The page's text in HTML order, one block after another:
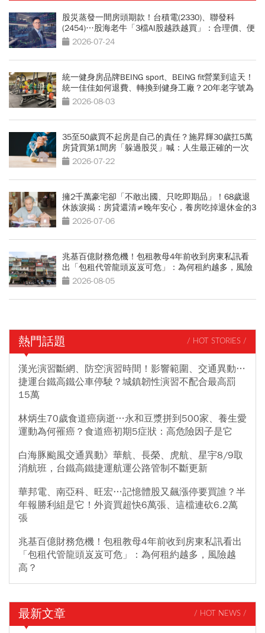
股災蒸發一間房頭期款！台積電(2330)、聯發科
(2454)…股海老牛「3檔AI股越跌越買」：合理價、便
宜價曝光
2026-07-24
統一健身房品牌BEING sport、BEING fit營業到這天！
統一佳佳如何退費、轉換到健身工廠？20年老字號為
何退出
2026-08-03
35至50歲買不起房是自己的責任？施昇輝30歲扛5萬
房貸買第1間房「躲過股災」喊：人生最正確的一次
決定2026-07-22
擁2千萬豪宅卻「不敢出國、只吃即期品」！68歲退
休族淚揭：房貸還清≠晚年安心，養房吃掉退休金的3
大誤算
2026-07-06
兆基百億財務危機！包租教母4年前收到房東私訊看
出「包租代管龍頭岌岌可危」：為何租約越多，風險
越高？
2026-08-05
熱門話題 / HOT STORIES /
漢光演習斷網、防空演習時間！影響範圍、交通異動…
捷運台鐵高鐵公車停駛？城鎮韌性演習不配合最高罰
15萬
林炳生70歲食道癌病逝…永和豆漿拼到500家、養生愛
運動為何罹癌？食道癌初期5症狀：高危險因子是它
白海豚颱風交通異動》華航、長榮、虎航、星宇8/9取
消航班，台鐵高鐵捷運航運公路管制不斷更新
華邦電、南亞科、旺宏…記憶體股又飆漲停要買誰？半
年報勝利組是它！外資買超快6萬張、這檔連砍6.2萬
張
兆基百億財務危機！包租教母4年前收到房東私訊看出
「包租代管龍頭岌岌可危」：為何租約越多，風險越
高？
最新文章 / HOT NEWS /